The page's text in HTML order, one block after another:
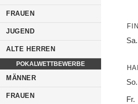
FRAUEN
JUGEND
ALTE HERREN
POKALWETTBEWERBE
MÄNNER
FRAUEN
Sa.
So.
Fr.